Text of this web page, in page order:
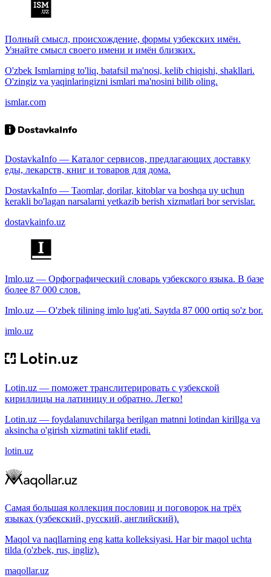
Полный смысл, происхождение, формы узбекских имён.
Узнайте смысл своего имени и имён близких.
O'zbek Ismlarning to'liq, batafsil ma'nosi, kelib chiqishi, shakllari.
O'zingiz va yaqinlaringizni ismlari ma'nosini bilib oling.
ismlar.com
DostavkaInfo — Каталог сервисов, предлагающих доставку
еды, лекарств, книг и товаров для дома.
DostavkaInfo — Taomlar, dorilar, kitoblar va boshqa uy uchun
kerakli bo'lagan narsalarni yetkazib berish xizmatlari bor servislar.
dostavkainfo.uz
Imlo.uz — Орфографический словарь узбекского языка. В базе
более 87 000 слов.
Imlo.uz — O'zbek tilining imlo lug'ati. Saytda 87 000 ortiq so'z bor.
imlo.uz
Lotin.uz — поможет транслитерировать с узбекской
кириллицы на латиницу и обратно. Легко!
Lotin.uz — foydalanuvchilarga berilgan matnni lotindan kirillga va
aksincha o'girish xizmatini taklif etadi.
lotin.uz
Самая большая коллекция пословиц и поговорок на трёх
языках (узбекский, русский, английский).
Maqol va naqllarning eng katta kolleksiyasi. Har bir maqol uchta
tilda (o'zbek, rus, ingliz).
maqollar.uz